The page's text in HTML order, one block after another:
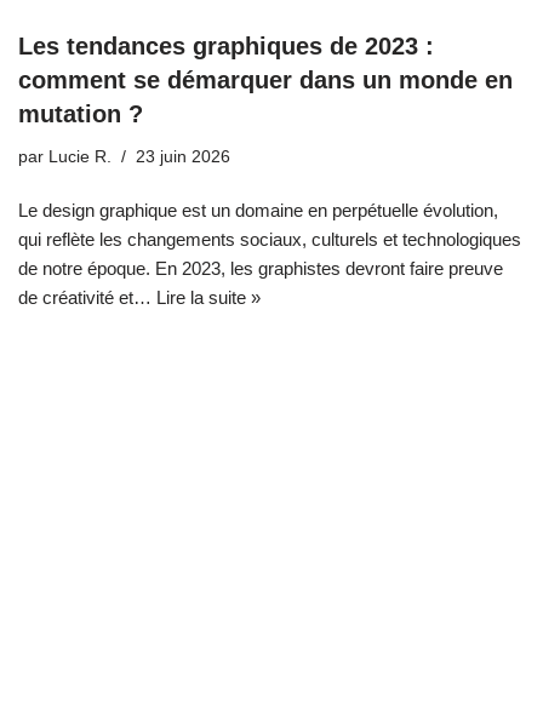
Les tendances graphiques de 2023 :
comment se démarquer dans un monde en
mutation ?
par Lucie R. 23 juin 2026
Le design graphique est un domaine en perpétuelle évolution,
qui reflète les changements sociaux, culturels et technologiques
de notre époque. En 2023, les graphistes devront faire preuve
de créativité et… Lire la suite »